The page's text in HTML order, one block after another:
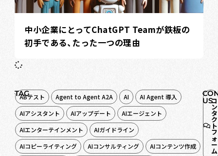
中小企業にとってChatGPT Teamが鉄板の
初手である、たった一つの理由
TAG
ABテスト Agent to Agent A2A AI
AI Agent 導入
AIアシスタント
AIアップデート
AIエージェント
AIエンターテインメント
AIガイドライン
AIコピーライティング
AIコンサルティング
AIコンテンツ作成
USコ
ン
タ
ク
ト
フ
ォ
ー
ム